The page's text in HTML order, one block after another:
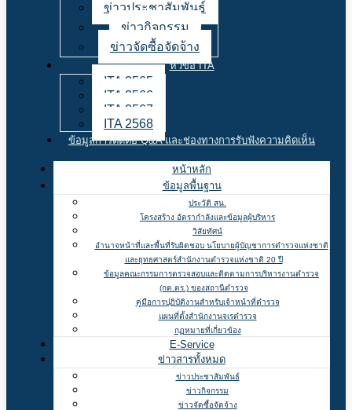
ข่าวประชาสัมพันธ์
ข่าวกิจกรรม
ข่าวจัดซื้อจัดจ้าง
หัวข้อ ITA
ITA 2565
ITA 2566
ITA 2567
ITA 2568
ข้อมูลการติดต่อ Q&A และช่องทางการรับฟังความคิดเห็น
หน้าหลัก
ข้อมูลพื้นฐาน
ประวัติ สน.
โครงสร้าง อัตรากำลังและข้อมูลผู้บริหาร
วิสัยทัศน์
อำนาจหน้าที่และพื้นที่รับผิดชอบ นโยบายผู้บัญชาการตำรวจแห่งชาติ
และยุทธศาสตร์สำนักงานตำรวจแห่งชาติ 20 ปี
ข้อมูลคณะกรรมการตรวจสอบและติดตามการบริหารงานตำรวจ
(กต.ตร.) ของสถานีตำรวจ
คู่มือการปฏิบัติงานสำหรับเจ้าหน้าที่ตำรวจ
แผนที่ตั้งสำนักงานจเรตำรวจ
กฏหมายที่เกี่ยวข้อง
E-Service
ข่าวสารทั้งหมด
ข่าวประชาสัมพันธ์
ข่าวกิจกรรม
ข่าวจัดซื้อจัดจ้าง